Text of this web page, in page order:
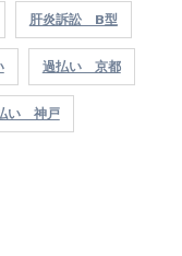
肝炎訴訟 B型
過払い 京都
い 神戸